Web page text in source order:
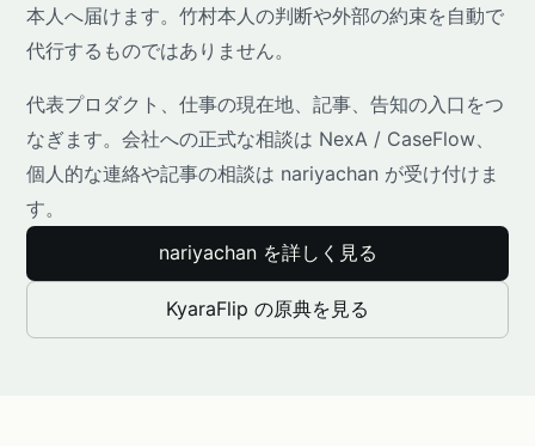
本人へ届けます。竹村本人の判断や外部の約束を自動で
代行するものではありません。
代表プロダクト、仕事の現在地、記事、告知の入口をつ
なぎます。会社への正式な相談は NexA / CaseFlow、
個人的な連絡や記事の相談は nariyachan が受け付けま
す。
nariyachan を詳しく見る
KyaraFlip の原典を見る